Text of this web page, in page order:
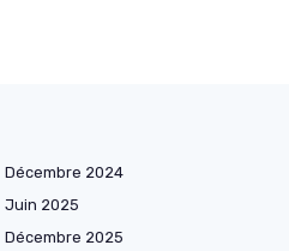
Décembre 2024
Juin 2025
Décembre 2025